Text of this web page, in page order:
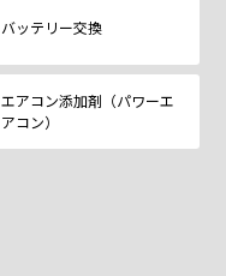
バッテリー交換
エアコン添加剤（パワーエ
アコン）